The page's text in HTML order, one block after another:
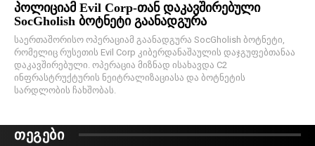
პოლიციამ Evil Corp-თან დაკავშირებული
SocGholish ბოტნეტი გაანადგურა
საერთაშორისო ოპერაციამ გაანადგურა SocGholish ბოტნეტი,
რომელიც რუსეთის Evil Corp კიბერდანაშაულის დაჯგუფებთანაა
დაკავშირებული. ოპერაცია მიზნად ისახავდა C2
ინფრასტრუქტურის ნეიტრალიზაციასა და ბოტნეტის
სარდლობის ჩახშობას.
ᲗᲔᲒᲔᲑᲘ